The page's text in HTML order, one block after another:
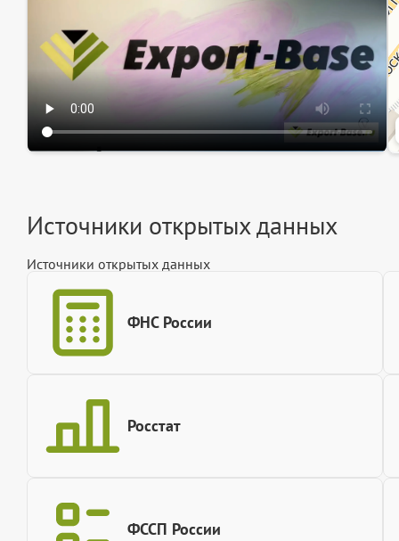
Источники открытых данных
Источники открытых данных
ФНС России
Росстат
ФССП России